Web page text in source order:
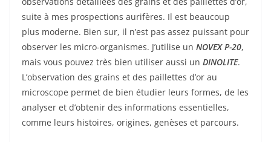
suite à mes prospections aurifères. Il est beaucoup
plus moderne. Bien sur, il n’est pas assez puissant pour
observer les micro-organismes. J’utilise un NOVEX P-20,
mais vous pouvez très bien utiliser aussi un DINOLITE.
L’observation des grains et des paillettes d’or au
microscope permet de bien étudier leurs formes, de les
analyser et d’obtenir des informations essentielles,
comme leurs histoires, origines, genèses et parcours.